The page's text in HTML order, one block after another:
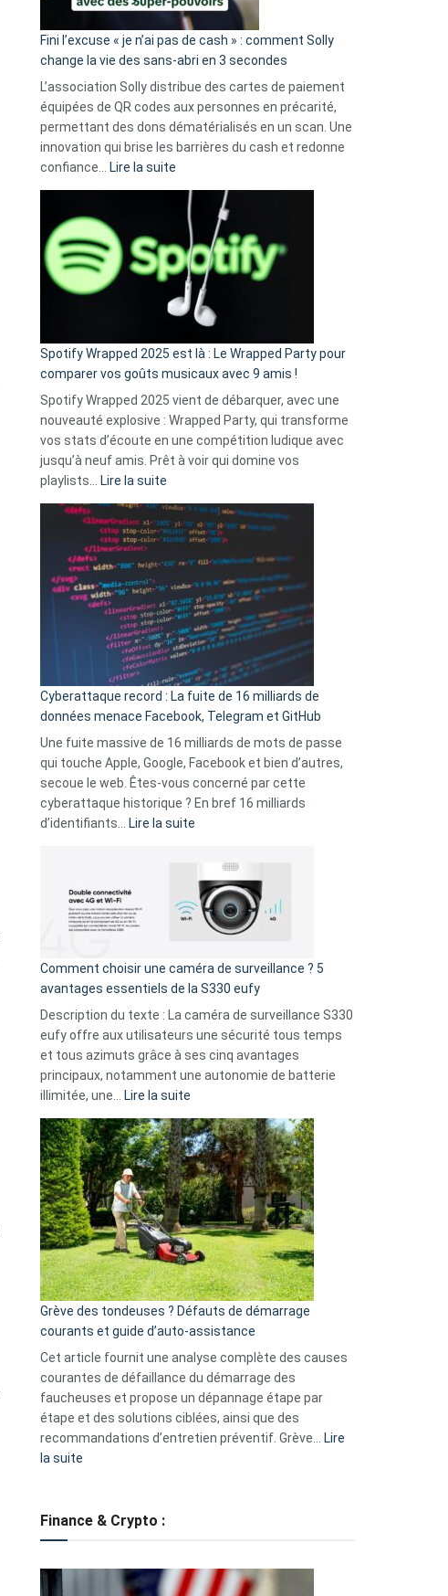
Fini l’excuse « je n’ai pas de cash » : comment Solly
change la vie des sans-abri en 3 secondes
L’association Solly distribue des cartes de paiement
équipées de QR codes aux personnes en précarité,
permettant des dons dématérialisés en un scan. Une
innovation qui brise les barrières du cash et redonne
confiance…
Lire la suite
l’excuse
je
n’ai
pas
de
cash
»
Solly
change
la
vie
sans-
abri
en
3
secondes
Spotify Wrapped 2025 est là : Le Wrapped Party pour
comparer vos goûts musicaux avec 9 amis !
Spotify Wrapped 2025 vient de débarquer, avec une
nouveauté explosive : Wrapped Party, qui transforme
vos stats d’écoute en une compétition ludique avec
jusqu’à neuf amis. Prêt à voir qui domine vos
playlists…
Lire la suite
Wrapped
2025
est
:
Le
Wrapped
Party
pour
comparer
vos
goûts
musicaux
avec
9
amis
Cyberattaque record : La fuite de 16 milliards de
données menace Facebook, Telegram et GitHub
Une fuite massive de 16 milliards de mots de passe
qui touche Apple, Google, Facebook et bien d’autres,
secoue le web. Êtes-vous concerné par cette
cyberattaque historique ? En bref 16 milliards
d’identifiants…
Lire la suite
record
La
fuite
16
milliards
données
menace
Facebook,
Telegram
GitHub
Comment choisir une caméra de surveillance ? 5
avantages essentiels de la S330 eufy
Description du texte : La caméra de surveillance S330
eufy offre aux utilisateurs une sécurité tous temps
et tous azimuts grâce à ses cinq avantages
principaux, notamment une autonomie de batterie
illimitée, une…
Lire la suite
choisir
une
caméra
de
surveillance
?
5
avantages
essentiels
de
la
S330
eufy
Grève des tondeuses ? Défauts de démarrage
courants et guide d’auto-assistance
Cet article fournit une analyse complète des causes
courantes de défaillance du démarrage des
faucheuses et propose un dépannage étape par
étape et des solutions ciblées, ainsi que des
recommandations d’entretien préventif. Grève…
Lire
la suite
tondeuses
Finance & Crypto :